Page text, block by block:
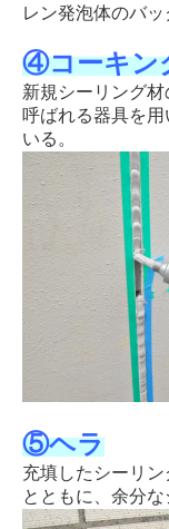
レン発泡体のバッ
④コーキン
新規シーリング
呼ばれる器具を
いる。
⑤ヘラ
充填したシーリ
とともに、余分な